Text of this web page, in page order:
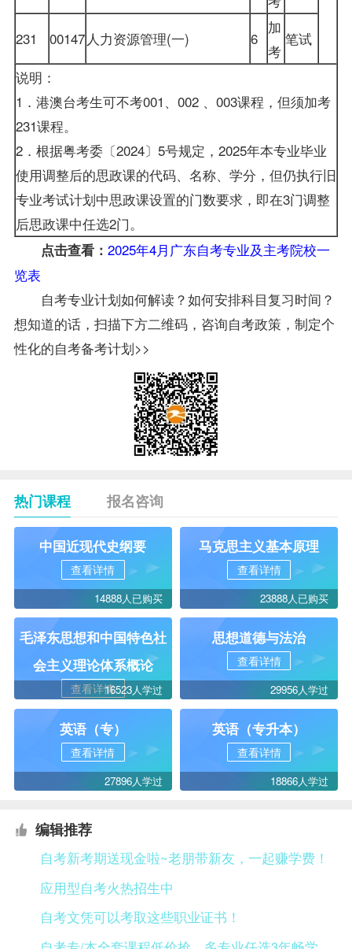
231
00147 人力资源管理(一) 6
加
考
笔试
说明：
1．港澳台考生可不考001、002 、003课程，但须加考
231课程。
2．根据粤考委〔2024〕5号规定，2025年本专业毕业
使用调整后的思政课的代码、名称、学分，但仍执行旧
专业考试计划中思政课设置的门数要求，即在3门调整
后思政课中任选2门。
点击查看： 2025年4月广东自考专业及主考院校一
览表
自考专业计划如何解读？如何安排科目复习时间？
想知道的话，扫描下方二维码，咨询自考政策，制定个
性化的自考备考计划>>
热门课程 报名咨询
中国近现代史纲要
查看详情
14888人已购买
马克思主义基本原理
查看详情
23888人已购买
毛泽东思想和中国特色社
会主义理论体系概论
查看详情16523人学过
思想道德与法治
查看详情
29956人学过
英语（专）
查看详情
27896人学过
英语（专升本）
查看详情
18866人学过
编辑推荐
自考新考期送现金啦~老朋带新友，一起赚学费！
应用型自考火热招生中
自考文凭可以考取这些职业证书！